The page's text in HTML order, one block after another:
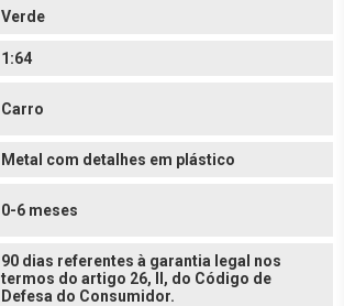
Verde
1:64
Carro
Metal com detalhes em plástico
0-6 meses
90 dias referentes à garantia legal nos
termos do artigo 26, II, do Código de
Defesa do Consumidor.